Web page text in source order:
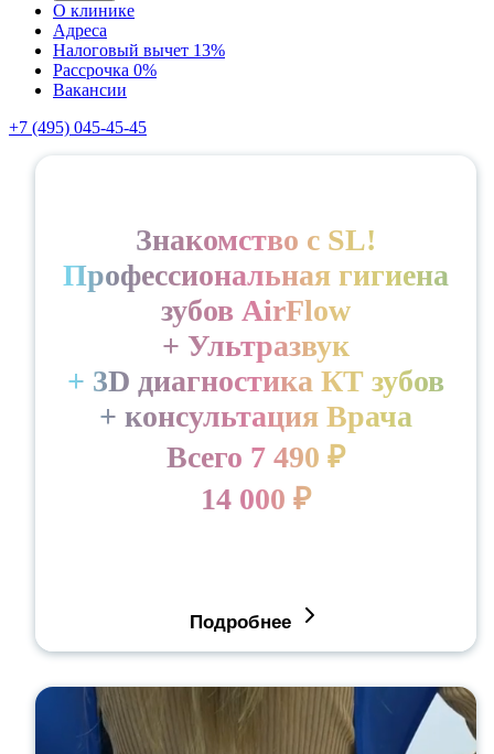
О клинике
Адреса
Налоговый вычет 13%
Рассрочка 0%
Вакансии
+7 (495) 045-45-45
Знакомство с SL!
Профессиональная гигиена
зубов AirFlow
+ Ультразвук
+ 3D диагностика КТ зубов
+ консультация Врача
Всего 7 490 ₽
14 000 ₽
Подробнее